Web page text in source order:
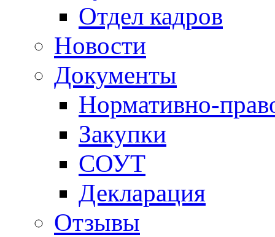
Отдел кадров
Новости
Документы
Нормативно-
Закупки
СОУТ
Декларация
Отзывы